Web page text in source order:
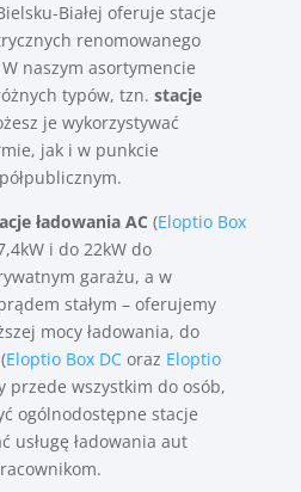
Białej oferuje stacje
renomowanego
naszym asortymencie
typów, tzn. stacje
je wykorzystywać
jak i w punkcie
ładowania AC (Eloptio Box
i do 22kW do
garażu, a w
stałym – oferujemy
mocy ładowania, do
(Eloptio Box DCoraz Eloptio
przede wszystkim do osób,
ogólnodostępne stacje
usługę ładowania aut